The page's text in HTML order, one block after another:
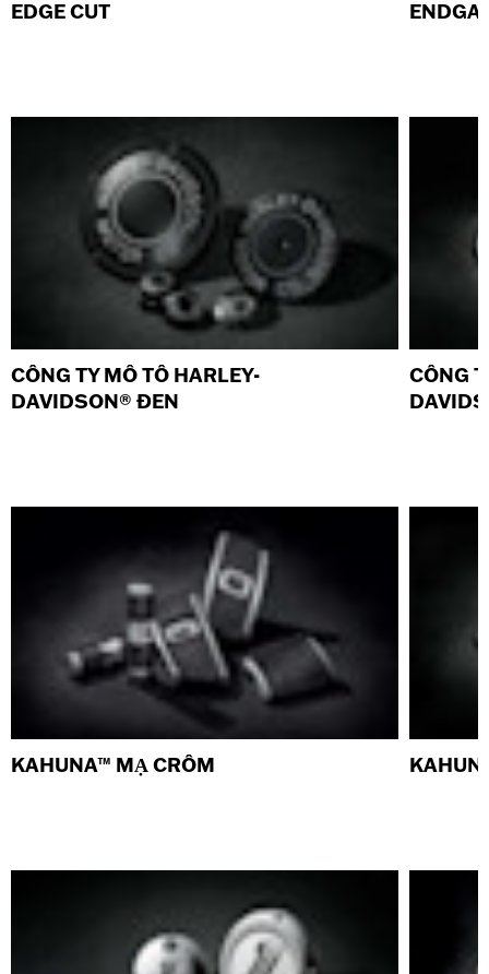
EDGE CUT
CÔNG TY MÔ TÔ HARLEY-
DAVIDSON® ĐEN
CÔNG
KAHUNA™ MẠ CRÔM